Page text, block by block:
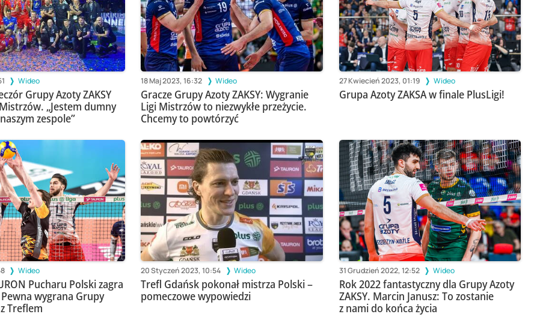
Wideo
Grupy Azoty ZAKSY
„Jestem dumny
zespole”
18 Maj 2023, 16:32 Wideo
Gracze Grupy Azoty ZAKSY: Wygranie
Ligi Mistrzów to niezwykłe przeżycie.
Chcemy to powtórzyć
27 Kwiecień 2023, 01:19 Wideo
Grupa Azoty ZAKSA w finale PlusLigi!
Wideo
Pucharu Polski zagra
wygrana Grupy
Treflem
20 Styczeń 2023, 10:54 Wideo
Trefl Gdańsk pokonał mistrza Polski –
pomeczowe wypowiedzi
31 Grudzień 2022, 12:52 Wideo
Rok 2022 fantastyczny dla Grupy Azoty
ZAKSY. Marcin Janusz: To zostanie
z nami do końca życia